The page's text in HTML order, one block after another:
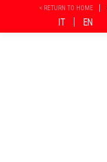
< RETURN TO HOME
IT EN